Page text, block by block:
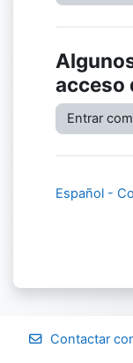
acceso
Entrar
Español -
Contactar